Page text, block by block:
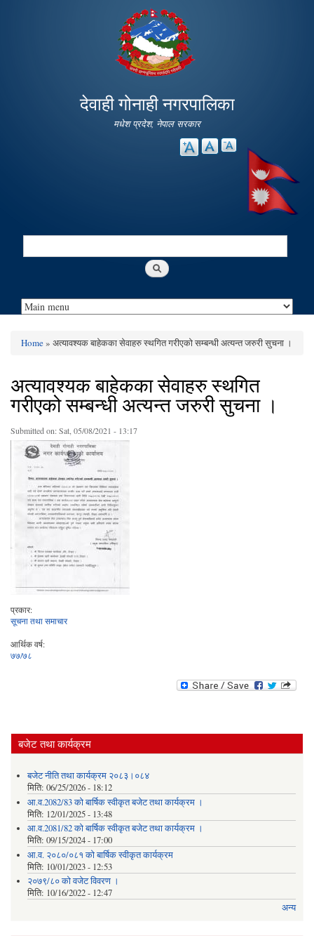
main
content
देवाही गोनाही नगरपालिका
मधेश प्रदेश, नेपाल सरकार
Search
Home» अत्यावश्यक बाहेकका सेवाहरु स्थगित गरीएको सम्बन्धी अत्यन्त जरुरी सुचना ।
अत्यावश्यक बाहेकका सेवाहरु स्थगित
गरीएको सम्बन्धी अत्यन्त जरुरी सुचना ।
Submitted on:Sat, 05/08/2021 - 13:17
प्रकार:
सूचना तथा समाचार
आर्थिक वर्ष:
७७/७८
बजेट तथा कार्यक्रम
बजेट नीति तथा कार्यक्रम २०८३।०८४
मिति: 06/25/2026 - 18:12
आ.व.2082/83 को बार्षिक स्वीकृत बजेट तथा कार्यक्रम ।
मिति: 12/01/2025 - 13:48
आ.व.2081/82 को बार्षिक स्वीकृत बजेट तथा कार्यक्रम ।
मिति: 09/15/2024 - 17:00
आ.व. २०८०/०८१ को बार्षिक स्वीकृत कार्यक्रम
मिति: 10/01/2023 - 12:53
२०७९/८० को वजेट विवरण ।
मिति: 10/16/2022 - 12:47
अन्य